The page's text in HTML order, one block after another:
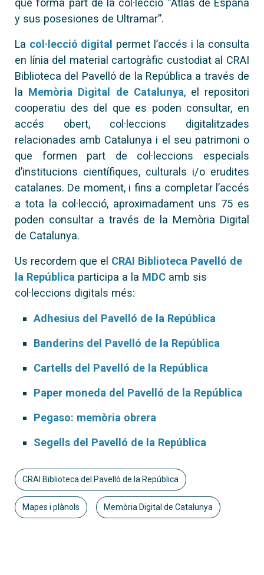
que forma part de la col·lecció “Atlas de España
y sus posesiones de Ultramar”.
La col·lecció digital permet l’accés i la consulta
en línia del material cartogràfic custodiat al CRAI
Biblioteca del Pavelló de la República a través de
la Memòria Digital de Catalunya, el repositori
cooperatiu des del que es poden consultar, en
accés obert, col·leccions digitalitzades
relacionades amb Catalunya i el seu patrimoni o
que formen part de col·leccions especials
d’institucions científiques, culturals i/o erudites
catalanes. De moment, i fins a completar l’accés
a tota la col·lecció, aproximadament uns 75 es
poden consultar a través de la Memòria Digital
de Catalunya.
Us recordem que el CRAI Biblioteca Pavelló de
la República participa a la MDC amb sis
col·leccions digitals més:
Adhesius del Pavelló de la República
Banderins del Pavelló de la República
Cartells del Pavelló de la República
Paper moneda del Pavelló de la República
Pegaso: memòria obrera
Segells del Pavelló de la República
CRAI Biblioteca del Pavelló de la República
Mapes i plànols Memòria Digital de Catalunya